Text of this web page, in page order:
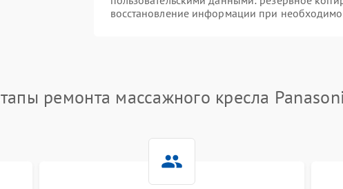
восстановление информации при
ремонта массажного кресла